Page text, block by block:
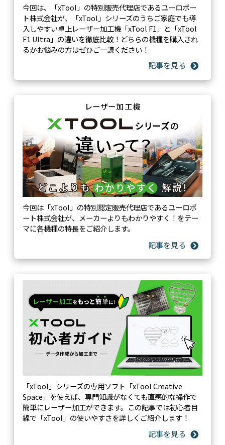
サポー
ト価格
0円 88,000円（税込）
年
サポー
ト期間
本体購入後1年間 1年間
約可能
- 購入時から5年間
無償保
証
1.初期不良対応
※着荷時に正しく
セットアップを
し、正しい使い方
をしても動作をし
ない場合になりま
す。
2.メインパーツ：
12か月
PCB / モーター / レ
ーザーヘッド /タッ
電源アダプター、
タイミングベルト
※保証対象外：ド
ングル / 電源ケーブ
ル / USBケーブル /
加工材料 / メンテナ
ンス資材 / 排煙管 /
取扱説明書 / パッケ
ージ / ドライバー /
ベースプレート / ス
トライプパネル / フ
ィールドレンズプ
ロテクタ / L治具な
※着荷時に正しく
セットアップを
し、正しい使い方
をしても動作をし
ない場合になりま
す。
2.メインパーツ：
12か月
PCB、モーター、
3.摩耗部品：3か月
タイミングベルト
※保証対象外：ド
ングル、電源ケー
ブル、USBケーブ
ル、加工材料、メ
ンテナンス資材、
排煙管、取扱説明
書、パッケージ、
ドライバー、ベー
スプレート、スト
ライプパネル、フ
ィールドレンズプ
ロテクタ、L治具な
今回は、「xTool」の特別販売代理店であるユーロポー
ト株式会社が、「xTool」シリーズのうちご家庭でも導
入しやすい卓上レーザー加工機「xTool F1」と「xTool
F1 Ultra」の違いを徹底比較！どちらの機種を購入され
るかお悩みの方はぜひご一読ください！
今回は「xTool」の特別認定販売代理店であるユーロポ
ート株式会社が、メーカーよりもわかりやすく！をテー
マに各機種の特長をご紹介します。
「xTool」シリーズの専用ソフト「xTool Creative
Space」を使えば、専門知識がなくても直感的な操作で
簡単にレーザー加工ができます。この記事では初心者目
線で「xTool」の使いやすさを詳しくご紹介します！